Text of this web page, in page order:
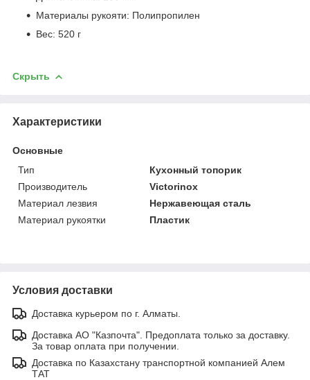
Материалы рукояти: Полипропилен
Вес: 520 г
Скрыть
Характеристики
Основные
Тип
Кухонный топорик
Производитель
Victorinox
Материал лезвия
Нержавеющая сталь
Материал рукоятки
Пластик
Условия доставки
Доставка курьером по г. Алматы.
Доставка АО "Казпочта". Предоплата только за доставку.
За товар оплата при получении.
Доставка по Казахстану транспортной компанией Алем
ТАТ